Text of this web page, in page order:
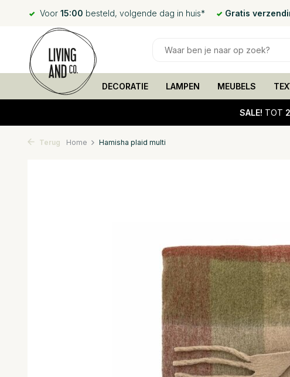
Voor 15:00 besteld, volgende dag in huis* Gratis
DECORATIE LAMPEN MEUBELS
SALE! TOT
Terug Home Hamisha plaid multi